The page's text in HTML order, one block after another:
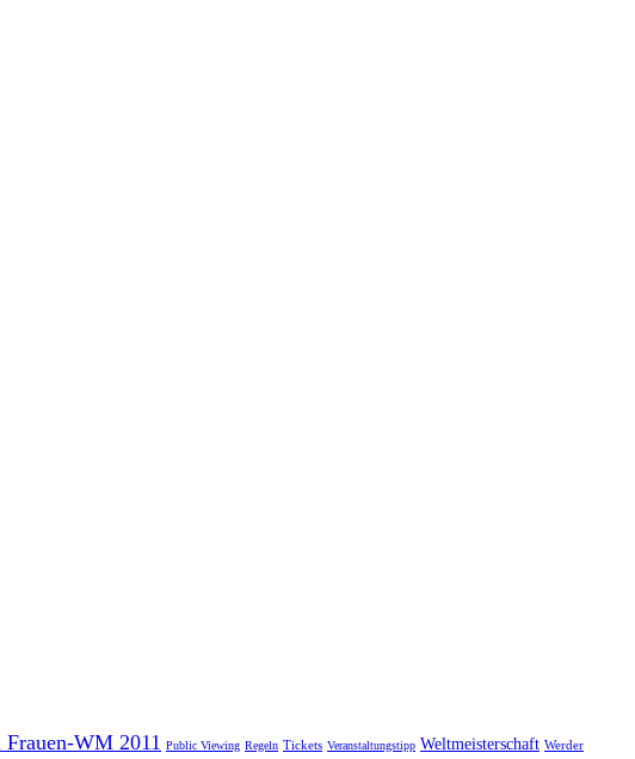
Frauen-WM 2011 Public Viewing Regeln Tickets Veranstaltungstipp Weltmeisterschaft Werder